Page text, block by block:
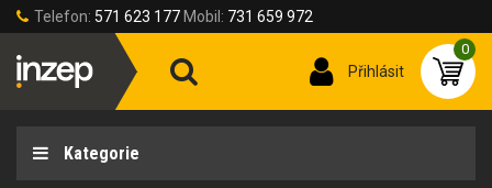
Telefon: 571 623 177 Mobil: 731 659 972
Přihlásit
0
Kategorie